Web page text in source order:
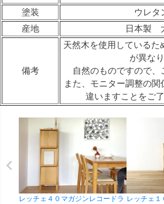
塗装
ウレタ
産地
日本製
備考
天然木を使用しているた
が異なり
自然のものですので、
また、モニター調整の
違いますことをご
レッチェ４０マガジンレコードラ レッチェ１